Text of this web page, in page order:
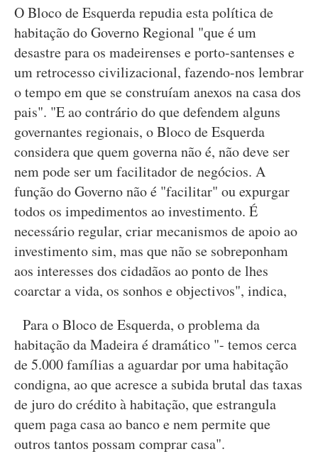
O Bloco de Esquerda repudia esta política de
habitação do Governo Regional "que é um
desastre para os madeirenses e porto-santenses e
um retrocesso civilizacional, fazendo-nos lembrar
o tempo em que se construíam anexos na casa dos
pais". "E ao contrário do que defendem alguns
governantes regionais, o Bloco de Esquerda
considera que quem governa não é, não deve ser
nem pode ser um facilitador de negócios. A
função do Governo não é "facilitar" ou expurgar
todos os impedimentos ao investimento. É
necessário regular, criar mecanismos de apoio ao
investimento sim, mas que não se sobreponham
aos interesses dos cidadãos ao ponto de lhes
coarctar a vida, os sonhos e objectivos", indica,
Para o Bloco de Esquerda, o problema da
habitação da Madeira é dramático "- temos cerca
de 5.000 famílias a aguardar por uma habitação
condigna, ao que acresce a subida brutal das taxas
de juro do crédito à habitação, que estrangula
quem paga casa ao banco e nem permite que
outros tantos possam comprar casa".